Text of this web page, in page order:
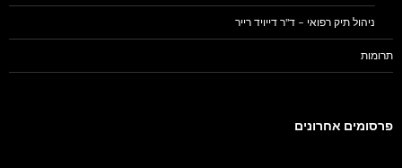
ניהול תיק רפואי – ד"ר דייויד רייר
תרומות
פרסומים אחרונים